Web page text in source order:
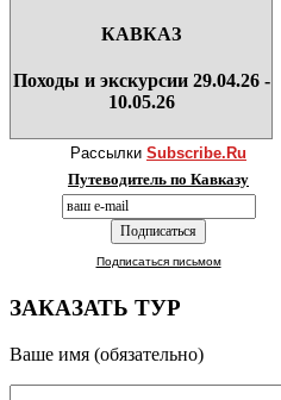
КАВКАЗ
Походы и экскурсии 29.04.26 -
10.05.26
Рассылки Subscribe.Ru
Путеводитель по Кавказу
Подписаться письмом
ЗАКАЗАТЬ ТУР
Ваше имя (обязательно)